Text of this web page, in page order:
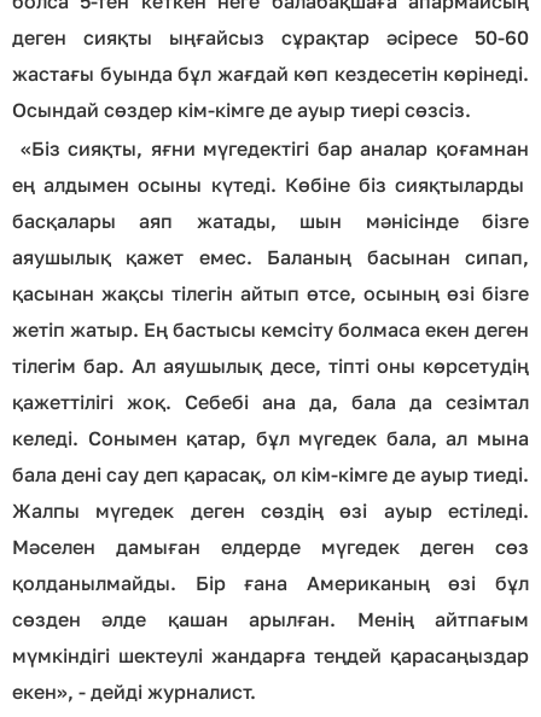
деген сияқты ыңғайсыз сұрақтар әсіресе 50-60
жастағы буында бұл жағдай көп кездесетін көрінеді.
Осындай сөздер кім-кімге де ауыр тиері сөзсіз.
«Біз сияқты, яғни мүгедектігі бар аналар қоғамнан
ең алдымен осыны күтеді. Көбіне біз сияқтыларды
басқалары аяп жатады, шын мәнісінде бізге
аяушылық қажет емес. Баланың басынан сипап,
қасынан жақсы тілегін айтып өтсе, осының өзі бізге
жетіп жатыр. Ең бастысы кемсіту болмаса екен деген
тілегім бар. Ал аяушылық десе, тіпті оны көрсетудің
қажеттілігі жоқ. Себебі ана да, бала да сезімтал
келеді. Сонымен қатар, бұл мүгедек бала, ал мына
бала дені сау деп қарасақ, ол кім-кімге де ауыр тиеді.
Жалпы мүгедек деген сөздің өзі ауыр естіледі.
Мәселен дамыған елдерде мүгедек деген сөз
қолданылмайды. Бір ғана Американың өзі бұл
сөзден әлде қашан арылған. Менің айтпағым
мүмкіндігі шектеулі жандарға теңдей қарасаңыздар
екен», - дейді журналист.